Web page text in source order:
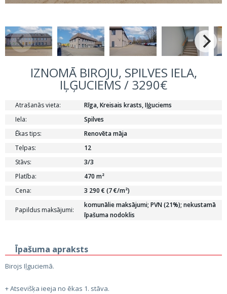
IZNOMĀ BIROJU, SPILVES IELA,
IĻĢUCIEMS / 3290€
Atrašanās vieta:
Rīga, Kreisais krasts, Iļģuciems
Iela:
Spilves
Ēkas tips:
Renovēta māja
Telpas:
12
Stāvs:
3/3
Platība:
470 m²
Cena:
3 290 € (7 €/m²)
Papildus maksājumi:
komunālie maksājumi; PVN (21%); nekustamā
īpašuma nodoklis
Īpašuma apraksts
Birojs Iļguciemā.
+ Atsevišķa ieeja no ēkas 1. stāva.